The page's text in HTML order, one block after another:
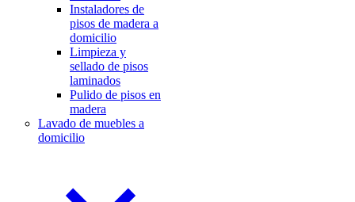
Instaladores de
pisos de madera a
domicilio
Limpieza y
sellado de pisos
laminados
Pulido de pisos en
madera
Lavado de muebles a
domicilio